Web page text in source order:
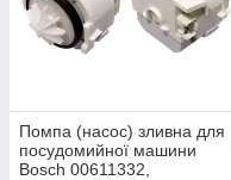
Помпа (насос) зливна для
посудомийної машини
Bosch 00611332,